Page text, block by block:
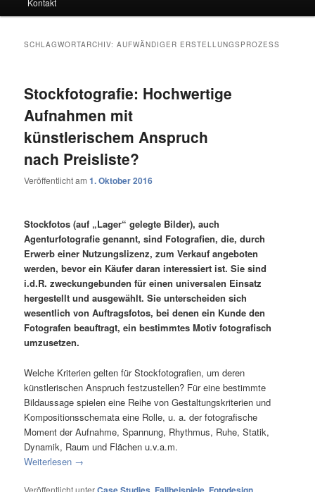
SCHLAGWORTARCHIV:AUFWÄNDIGER ERSTELLUNGSPROZESS
Stockfotografie: Hochwertige
Aufnahmen mit
künstlerischem Anspruch
nach Preisliste?
Veröffentlicht am1. Oktober 2016
Stockfotos (auf „Lager“ gelegte Bilder), auch
Agenturfotografie genannt, sind Fotografien, die, durch
Erwerb einer Nutzungslizenz, zum Verkauf angeboten
werden, bevor ein Käufer daran interessiert ist. Sie sind
i.d.R. zweckungebunden für einen universalen Einsatz
hergestellt und ausgewählt. Sie unterscheiden sich
wesentlich von Auftragsfotos, bei denen ein Kunde den
Fotografen beauftragt, ein bestimmtes Motiv fotografisch
umzusetzen.
Welche Kriterien gelten für Stockfotografien, um deren
künstlerischen Anspruch festzustellen? Für eine bestimmte
Bildaussage spielen eine Reihe von Gestaltungskriterien und
Kompositionsschemata eine Rolle, u. a. der fotografische
Moment der Aufnahme, Spannung, Rhythmus, Ruhe, Statik,
Dynamik, Raum und Flächen u.v.a.m.
Weiterlesen →
Veröffentlicht unter , , ,